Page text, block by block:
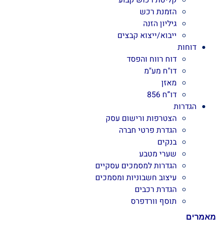
הזמנת רכש
גיליון הזנה
ייבוא/ייצוא קבצים
דוחות
דוח רווח והפסד
דו"ח מע"מ
מאזן
דו”ח 856
הגדרות
הצטרפות ורישום עסק
הגדרת פרטי חברה
בנקים
שערי מטבע
הגדרות למסמכים עסקיים
עיצוב חשבוניות ומסמכים
הגדרת רכבים
תוסף וורדפרס
מאמרים